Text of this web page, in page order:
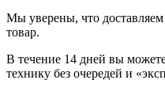
Мы уверены, что
товар.
В течение 14 дней вы
технику без очередей и